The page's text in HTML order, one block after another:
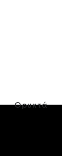
Ορυκτά